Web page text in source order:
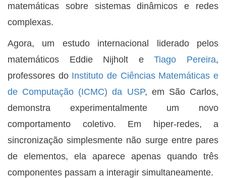
matemáticas sobre sistemas dinâmicos e redes
complexas.
Agora, um estudo internacional liderado pelos
matemáticos Eddie Nijholt eTiago Pereira,
professores do Instituto de Ciências Matemáticas e
de Computação (ICMC) da USP, em São Carlos,
demonstra experimentalmente um novo
comportamento coletivo. Em hiper-redes, a
sincronização simplesmente não surge entre pares
de elementos, ela aparece apenas quando três
componentes passam a interagir simultaneamente.